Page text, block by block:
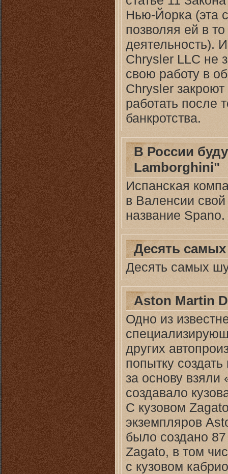
Нью-Йорка (эта
позволяя ей в
деятельность).
Chrysler LLC не
свою работу в
Chrysler
работать после
банкротства.
В России
Lamborghini"
Испанская
в Валенсии
название Spano.
Десять
Десять самых
Aston Martin
Одно из
других
попытку
за основу взяли
создавало
С кузовом
экземпляров
было создано
Zagato, в том
с кузовом